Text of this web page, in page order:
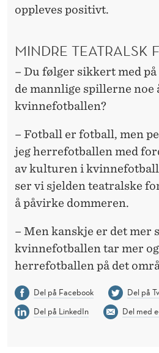
oppleves positivt.
MINDRE TEATRALSK
– Du følger sikkert med
de mannlige spillerne
kvinnefotballen?
– Fotball er fotball, men
jeg herrefotballen med
av kulturen i
ser vi sjelden teatralske
å påvirke dommeren.
– Men kanskje er det mer
kvinnefotballen tar mer
herrefotballen på det
Del på Facebook
Del på
Del på LinkedIn
Del med